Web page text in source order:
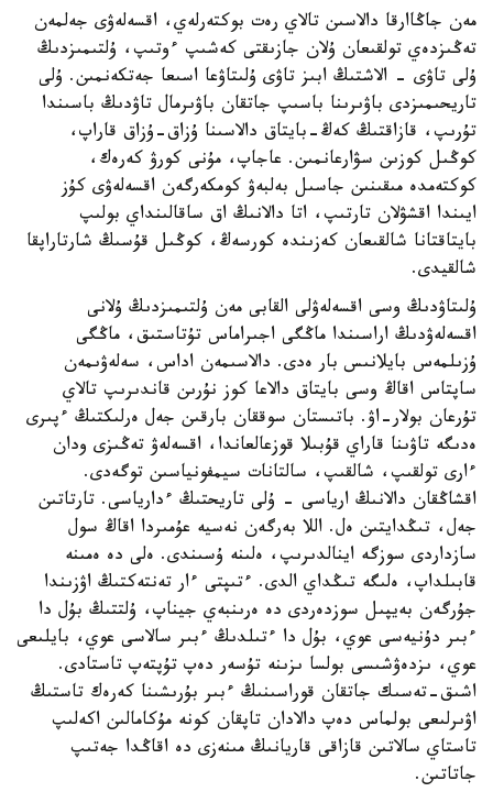
مەن جاڭاارقا دالاسىن تالاي رەت بوكتەرلەي، اقسەلەۋى جەلمەن
تەڭىزدەي تولقىعان ۇلان جازىقتى كەشىپ ءوتىپ، ۇلتىمىزدىڭ
ۇلى تاۋى - الاشتىڭ ابىز تاۋى ۇلىتاۋعا اسىعا جەتكەنمىن. ۇلى
تاريحىمىزدى باۋىرىنا باسىپ جاتقان باۋىرمال تاۋدىڭ باسىندا
تۇرىپ، قازاقتىڭ كەڭ-بايتاق دالاسىنا ۇزاق-ۇزاق قاراپ،
كوڭىل كوزىن سۋارعانمىن. عاجاپ، مۇنى كورۋ كەرەك،
كوكتەمدە مىقىنىن جاسىل بەلبەۋ كومكەرگەن اقسەلەۋى كۇز
ايىندا اقشۋلان تارتىپ، اتا دالانىڭ اق ساقالىنداي بولىپ
بايتاقتانا شالقىعان كەزىندە كورسەڭ، كوڭىل قۇسىڭ شارتاراپقا
شالقيدى.
ۇلىتاۋدىڭ وسى اقسەلەۋلى القابى مەن ۇلتىمىزدىڭ ۇلانى
اقسەلەۋدىڭ اراسىندا ماڭگى اجىراماس تۇتاستىق، ماڭگى
ۇزىلمەس بايلانىس بار ەدى. دالاسىمەن اداس، سەلەۋىمەن
ساپتاس اقاڭ وسى بايتاق دالاعا كوز نۇرىن قاندىرىپ تالاي
تۇرعان بولار-اۋ. باتىستان سوققان بارقىن جەل ەرلىكتىڭ ءپىرى
ەدىگە تاۋىنا قاراي قۇبىلا قوزعالعاندا، اقسەلەۋ تەڭىزى ودان
ءارى تولقىپ، شالقىپ، سالتانات سيمفونياسىن توگەدى.
اقشاڭقان دالانىڭ ارياسى - ۇلى تاريحتىڭ ءدارياسى. تارتاتىن
جەل، تىڭدايتىن ەل. اللا بەرگەن نەسيە عۇمىردا اقاڭ سول
سازداردى سوزگە اينالدىرىپ، ەلىنە ۇسىندى. ەلى دە ەمىنە
قابىلداپ، ەلىگە تىڭداي الدى. ءتىپتى ءار تەنتەكتىڭ اۋزىندا
جۇرگەن بەيپىل سوزدەردى دە ەرىنبەي جيناپ، ۇلتتىڭ بۇل دا
ءبىر دۇنيەسى عوي، بۇل دا ءتىلدىڭ ءبىر سالاسى عوي، بايلىعى
عوي، ىزدەۋشىسى بولسا ىزىنە تۇسەر دەپ تۇپتەپ تاستادى.
اشىق-تەسىك جاتقان قوراسىنىڭ ءبىر بۇرىشىنا كەرەك تاستىڭ
اۋىرلىعى بولماس دەپ دالادان تاپقان كونە مۇكامالىن اكەلىپ
تاستاي سالاتىن قازاقى قاريانىڭ مىنەزى دە اقاڭدا جەتىپ
جاتاتىن.